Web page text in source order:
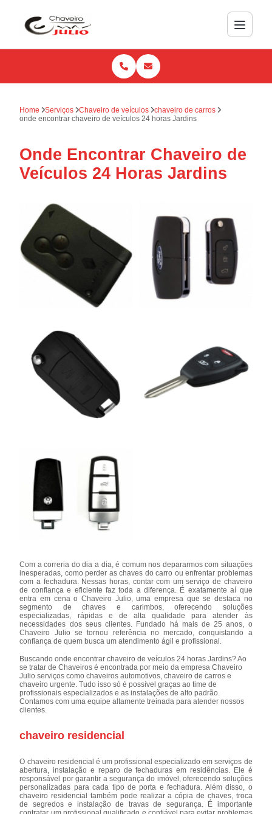
Home Serviços Chaveiro de veículos
chaveiro de carros
onde encontrar chaveiro de veículos 24 horas Jardins
Onde Encontrar Chaveiro de
Veículos 24 Horas Jardins
Com a correria do dia a dia, é comum nos depararmos com situações
inesperadas, como perder as chaves do carro ou enfrentar problemas
com a fechadura. Nessas horas, contar com um serviço de chaveiro
de confiança e eficiente faz toda a diferença. É exatamente aí que
entra em cena o Chaveiro Julio, uma empresa que se destaca no
segmento de chaves e carimbos, oferecendo soluções
especializadas, rápidas e de alta qualidade para atender às
necessidades dos seus clientes. Fundado há mais de 25 anos, o
Chaveiro Julio se tornou referência no mercado, conquistando a
confiança de quem busca um atendimento ágil e profissional.
Buscando onde encontrar chaveiro de veículos 24 horas Jardins? Ao
se tratar de Chaveiros é encontrada por meio da empresa Chaveiro
Julio serviços como chaveiros automotivos, chaveiro de carros e
chaveiro urgente. Tudo isso só é possível graças ao time de
profissionais especializados e as instalações de alto padrão.
Contamos com uma equipe altamente treinada para atender nossos
clientes.
chaveiro residencial
O chaveiro residencial é um profissional especializado em serviços de
abertura, instalação e reparo de fechaduras em residências. Ele é
responsável por garantir a segurança do imóvel, oferecendo soluções
personalizadas para cada tipo de porta e fechadura. Além disso, o
chaveiro residencial também pode realizar a cópia de chaves, troca
de segredos e instalação de travas de segurança. É importante